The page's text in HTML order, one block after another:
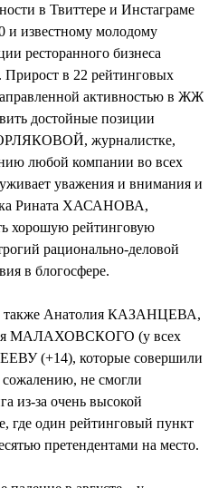
в Твиттере и Инстаграме
и известному молодому
ресторанного бизнеса
в 22 рейтинговых
активностью в ЖЖ
достойные позиции
журналистке,
любой компании во всех
уважения и внимания и
Рината ХАСАНОВА,
хорошую рейтинговую
рационально-деловой
в блогосфере.
также Анатолия КАЗАНЦЕВА,
МАЛАХОВСКОГО (у всех
(+14), которые совершили
не смогли
из-за очень высокой
где один рейтинговый пункт
претендентами на место.